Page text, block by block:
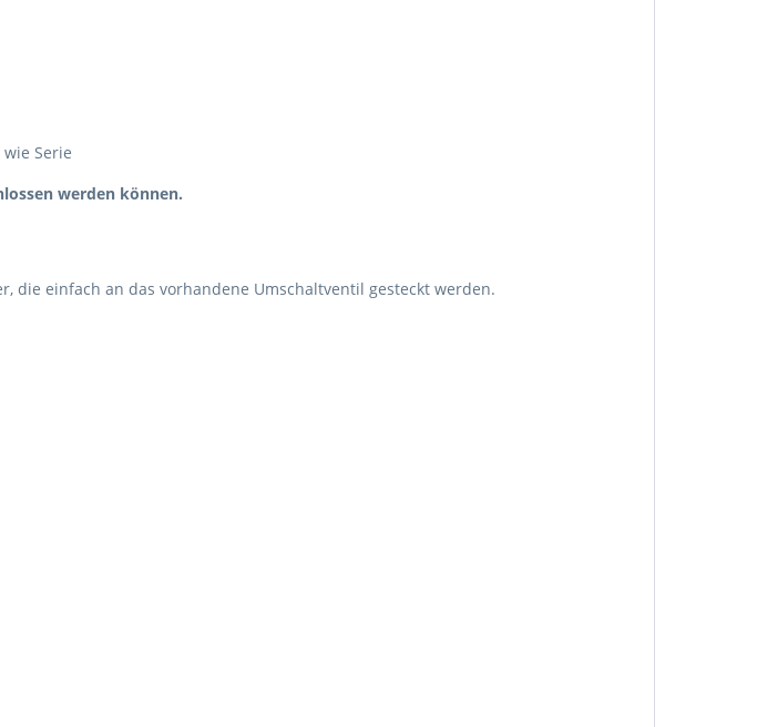
Serie
werden können.
die einfach an das vorhandene Umschaltventil gesteckt werden.